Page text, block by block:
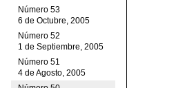
Número 53
6 de Octubre, 2005
Número 52
1 de Septiembre, 2005
Número 51
4 de Agosto, 2005